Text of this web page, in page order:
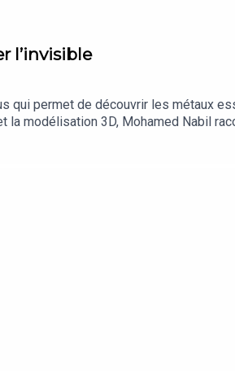
l’invisible
qui permet de découvrir les métaux
modélisation 3D, Mohamed Nabil
la révolution numérique qui
de prospection.Une immersion dans